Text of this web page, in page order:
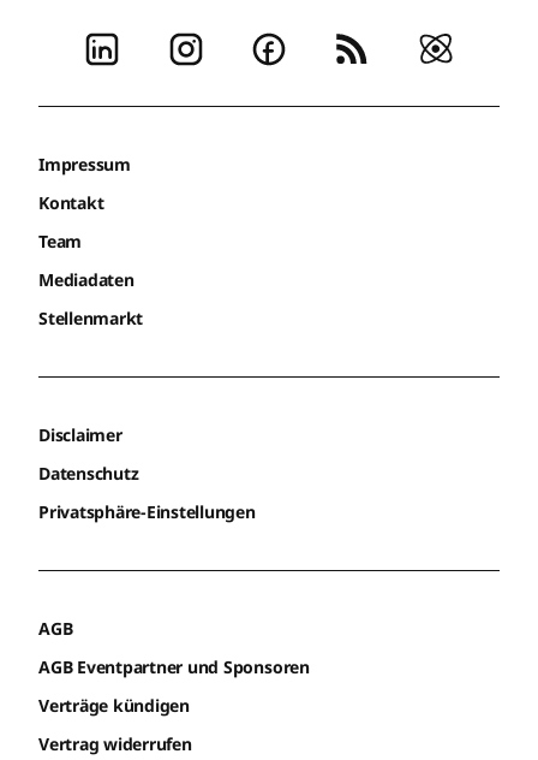
Impressum
Kontakt
Team
Mediadaten
Stellenmarkt
Disclaimer
Datenschutz
Privatsphäre-Einstellungen
AGB
AGB Eventpartner und Sponsoren
Verträge kündigen
Vertrag widerrufen